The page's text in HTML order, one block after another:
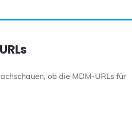
ob die MDM-URLs für